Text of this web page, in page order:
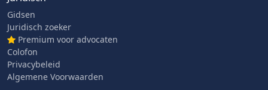
Gidsen
Juridisch zoeker
Premium voor advocaten
Colofon
Privacybeleid
Algemene Voorwaarden